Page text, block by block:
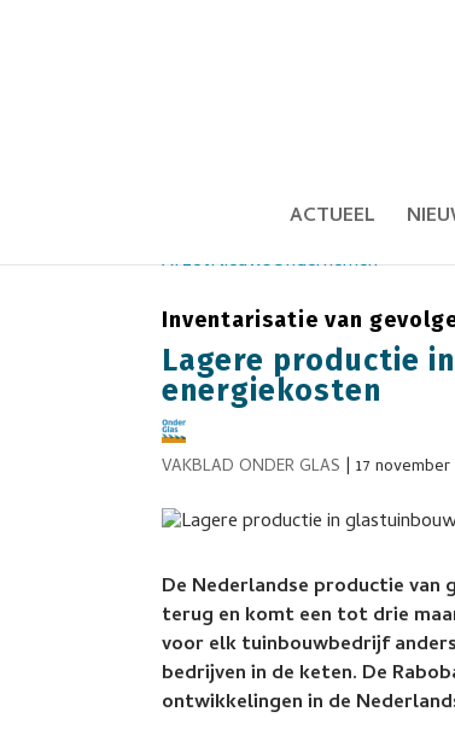
ACTUEEL
AfzetNieuwsOndernemen
Inventarisatie van
Lagere productie
energiekosten
VAKBLAD ONDER GLAS |17 november
De Nederlandse productie van
terug en komt een tot drie
voor elk tuinbouwbedrijf
bedrijven in de keten. De
ontwikkelingen in de